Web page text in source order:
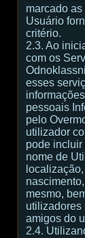
marcado
Usuário
critério.
2.3. Ao
com os
esses
pessoais
pelo
utilizador
pode incluir
nome de
mesmo,
utilizadores
amigos do
2.4.